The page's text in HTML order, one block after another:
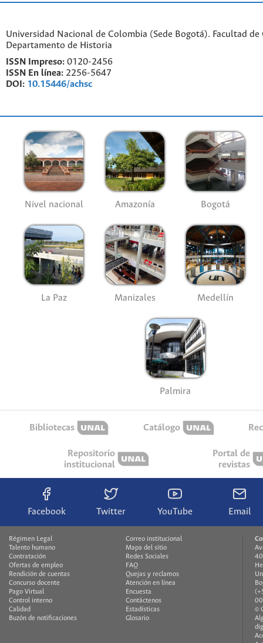
Universidad Nacional de Colombia (Sede Bogotá). Facultad de
Departamento de Historia
ISSN Impreso: 0120-2456
ISSN En línea: 2256-5647
DOI: 10.15446/achsc
Nivel nacional Amazonía Bogotá
La Paz Manizales Medellín
Palmira
Bibliotecas Catálogo
Repositorio
institucional
Portal de
revistas
Facebook Twitter YouTube Email
Régimen Legal
Talento humano
Contratación
Ofertas de empleo
Rendición de cuentas
Concurso docente
Pago Virtual
Control interno
Calidad
Buzón de notificaciones
Correo institucional
Mapa del sitio
Redes Sociales
FAQ
Quejas y reclamos
Atención en línea
Encuesta
Contáctenos
Estadísticas
Glosario
©